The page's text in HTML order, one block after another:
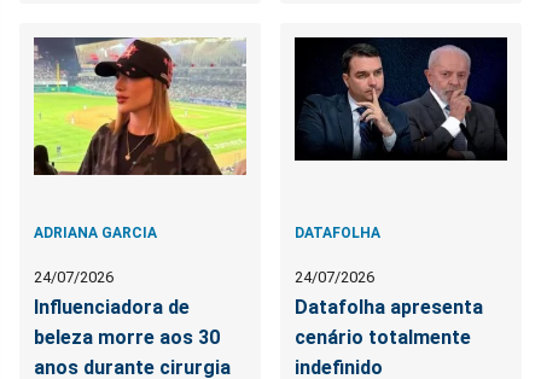
ADRIANA GARCIA
24/07/2026
Influenciadora de
beleza morre aos 30
anos durante cirurgia
DATAFOLHA
24/07/2026
Datafolha apresenta
cenário totalmente
indefinido